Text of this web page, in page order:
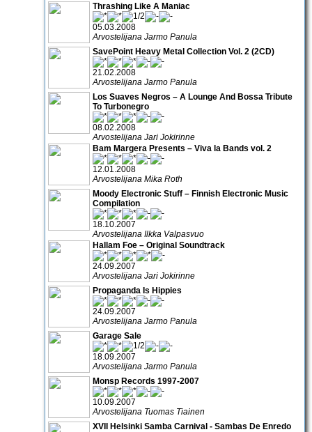
Thrashing Like A Maniac
05.03.2008
Arvostelijana Jarmo Panula
SavePoint Heavy Metal Collection Vol. 2 (2CD)
21.02.2008
Arvostelijana Jarmo Panula
Los Suaves Negros – A Lounge And Bossa Tribute
To Turbonegro
08.02.2008
Arvostelijana Jari Jokirinne
Bam Margera Presents – Viva la Bands vol. 2
12.01.2008
Arvostelijana Mika Roth
Moody Electronic Stuff – Finnish Electronic Music
Compilation
18.10.2007
Arvostelijana Ilkka Valpasvuo
Hallam Foe – Original Soundtrack
24.09.2007
Arvostelijana Jari Jokirinne
Propaganda Is Hippies
24.09.2007
Arvostelijana Jarmo Panula
Garage Sale
18.09.2007
Arvostelijana Jarmo Panula
Monsp Records 1997-2007
10.09.2007
Arvostelijana Tuomas Tiainen
XVII Helsinki Samba Carnival - Sambas De Enredo